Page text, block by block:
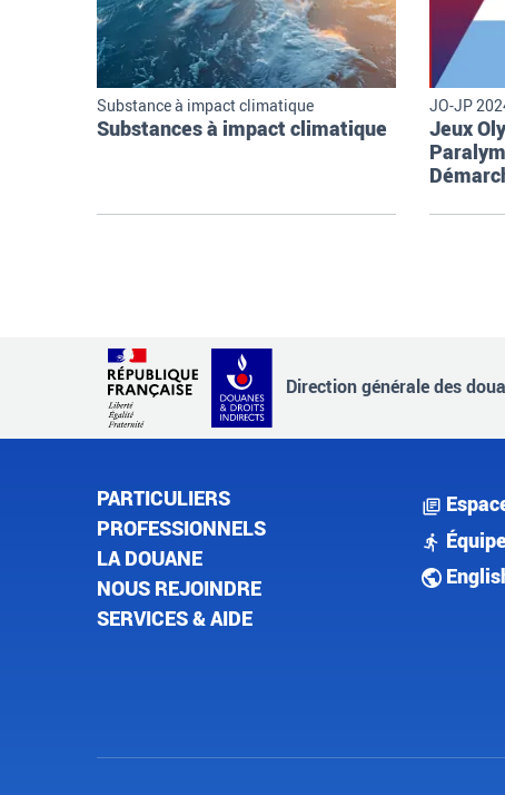
Substance à impact climatique
Substances à impact climatique
JO-JP
Jeux
Direction générale des
PARTICULIERS
PROFESSIONNELS
LA DOUANE
NOUS REJOINDRE
SERVICES & AIDE